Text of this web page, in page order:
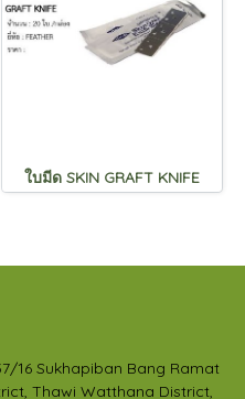
ใบมีด SKIN GRAFT KNIFE
16 Sukhapiban Bang Ramat
Thawi Watthana District,